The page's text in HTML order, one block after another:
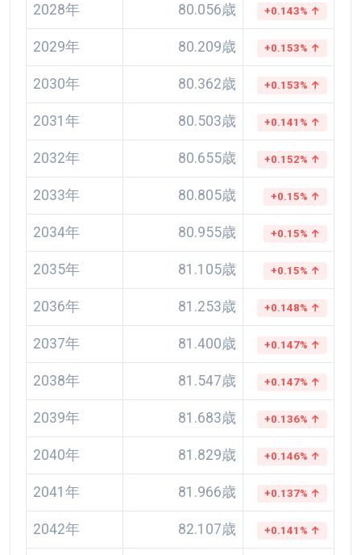
2028年 80.056歳 +0.143% ↑
2029年 80.209歳 +0.153% ↑
2030年 80.362歳 +0.153% ↑
2031年 80.503歳 +0.141% ↑
2032年 80.655歳 +0.152% ↑
2033年 80.805歳 +0.15% ↑
2034年 80.955歳 +0.15% ↑
2035年 81.105歳 +0.15% ↑
2036年 81.253歳 +0.148% ↑
2037年 81.400歳 +0.147% ↑
2038年 81.547歳 +0.147% ↑
2039年 81.683歳 +0.136% ↑
2040年 81.829歳 +0.146% ↑
2041年 81.966歳 +0.137% ↑
2042年 82.107歳 +0.141% ↑